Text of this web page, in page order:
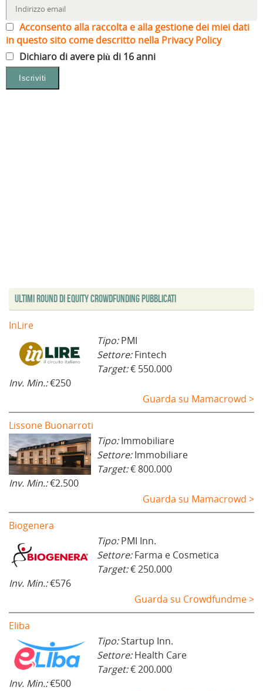
Acconsento alla raccolta e alla gestione dei miei dati
in questo sito come descritto nella Privacy Policy
Dichiaro di avere più di 16 anni
Ultimi Round di Equity Crowdfunding Pubblicati
InLire
Tipo:PMI
Settore:Fintech
Target:€ 550.000
Inv. Min.:€250
Guarda su Mamacrowd >
Lissone Buonarroti
Tipo:Immobiliare
Settore:Immobiliare
Target:€ 800.000
Inv. Min.:€2.500
Guarda su Mamacrowd >
Biogenera
Tipo:PMI Inn.
Settore:Farma e Cosmetica
Target:€ 250.000
Inv. Min.:€576
Guarda su Crowdfundme >
Eliba
Tipo:Startup Inn.
Settore:Health Care
Target:€ 200.000
Inv. Min.:€500